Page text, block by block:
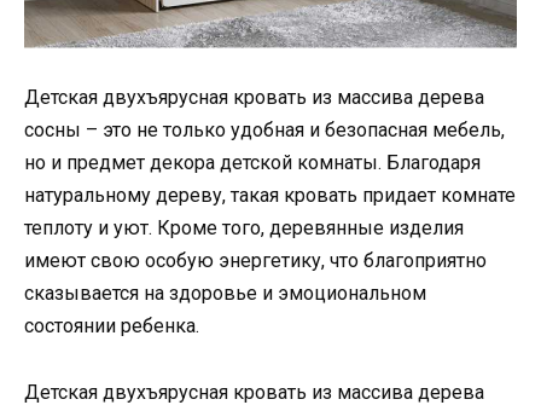
Детская двухъярусная кровать из массива дерева
сосны – это не только удобная и безопасная мебель,
но и предмет декора детской комнаты. Благодаря
натуральному дереву, такая кровать придает комнате
теплоту и уют. Кроме того, деревянные изделия
имеют свою особую энергетику, что благоприятно
сказывается на здоровье и эмоциональном
состоянии ребенка.
Детская двухъярусная кровать из массива дерева